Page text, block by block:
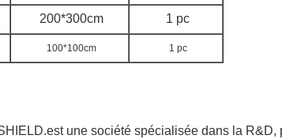
200*300cm 1 pc
100*100cm 1 pc
une société spécialisée dans la R&D,